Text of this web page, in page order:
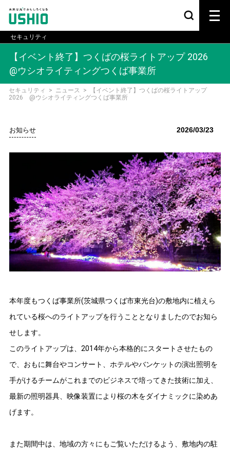
セキュリティ
【イベント終了】つくばの桜ライトアップ 2026
@ウシオライティングつくば事業所
セキュリティ > ニュース >
【イベント終了】つくばの桜ライトアップ
2026 @ウシオライティングつくば事業所
お知らせ 2026/03/23
本年度もつくば事業所(茨城県つくば市東光台)の敷地内に植えら
れている桜へのライトアップを行うこととなりましたのでお知ら
せします。
このライトアップは、2014年から本格的にスタートさせたもの
で、おもに舞台やコンサート、ホテルやバンケットの演出照明を
手がけるチームがこれまでのビジネスで培ってきた技術に加え、
最新の照明器具、映像装置により桜の木をダイナミックに染めあ
げます。
また期間中は、地域の方々にもご覧いただけるよう、敷地内の駐